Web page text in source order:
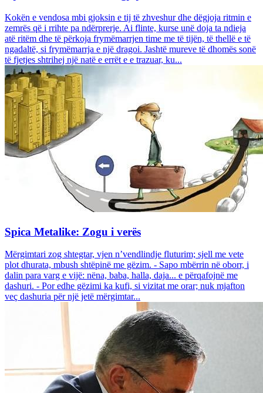
Kokën e vendosa mbi gjoksin e tij të zhveshur dhe dëgjoja ritmin e
zemrës që i rrihte pa ndërprerje. Ai flinte, kurse unë doja ta ndieja
atë ritëm dhe të përkoja frymëmarrjen time me të tijën, të thellë e të
ngadaltë, si frymëmarrja e një dragoi. Jashtë mureve të dhomës sonë
të fjetjes shtrihej një natë e errët e e trazuar, ku...
Spica Metalike: Zogu i verës
Mërgimtari zog shtegtar, vjen n’vendlindje fluturim; sjell me vete
plot dhurata, mbush shtëpinë me gëzim. - Sapo mbërrin në oborr, i
dalin para varg e vijë: nëna, baba, halla, daja... e përqafojnë me
dashuri. - Por edhe gëzimi ka kufi, si vizitat me orar; nuk mjafton
veç dashuria për një jetë mërgimtar...